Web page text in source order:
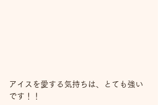
アイスを愛する気持ちは、とても強い
です！！